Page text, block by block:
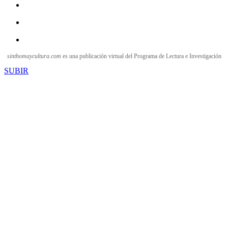
sinthomaycultura.com es una publicación virtual del Programa de Lectura e Investigación
SUBIR